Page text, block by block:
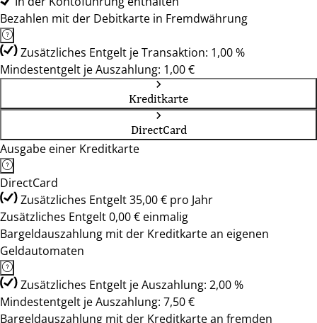
Bezahlen mit der Debitkarte in Fremdwährung
Zusätzliches Entgelt je Transaktion: 1,00 %
Mindestentgelt je Auszahlung: 1,00 €
Kreditkarte
DirectCard
Ausgabe einer Kreditkarte
DirectCard
Zusätzliches Entgelt 35,00 € pro Jahr
Zusätzliches Entgelt 0,00 € einmalig
Bargeldauszahlung mit der Kreditkarte an eigenen
Geldautomaten
Zusätzliches Entgelt je Auszahlung: 2,00 %
Mindestentgelt je Auszahlung: 7,50 €
Bargeldauszahlung mit der Kreditkarte an fremden